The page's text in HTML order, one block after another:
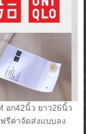
อก42นิ้ว ยาว26นิ้ว
รีค่าจัดส่งแบบลง